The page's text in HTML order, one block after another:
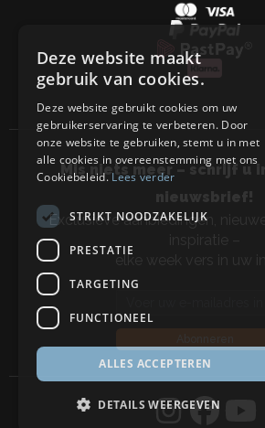
Mis niets meer – schrijf u
nieuwsbrief!
Exclusieve aanbiedingen,
inspiratie –
elke week vers in uw
Deze website maakt
gebruik van cookies.
Deze website gebruikt cookies om uw
gebruikerservaring te verbeteren. Door
onze website te gebruiken, stemt u in met
alle cookies in overeenstemming met ons
Cookiebeleid.Lees verder
STRIKT NOODZAKELIJK
PRESTATIE
TARGETING
FUNCTIONEEL
ALLES ACCEPTEREN
DETAILS WEERGEVEN